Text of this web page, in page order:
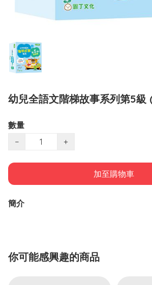
幼兒全語文階梯故事系列第5級
數量
−
+
加至購物車
簡介
你可能感興趣的商品